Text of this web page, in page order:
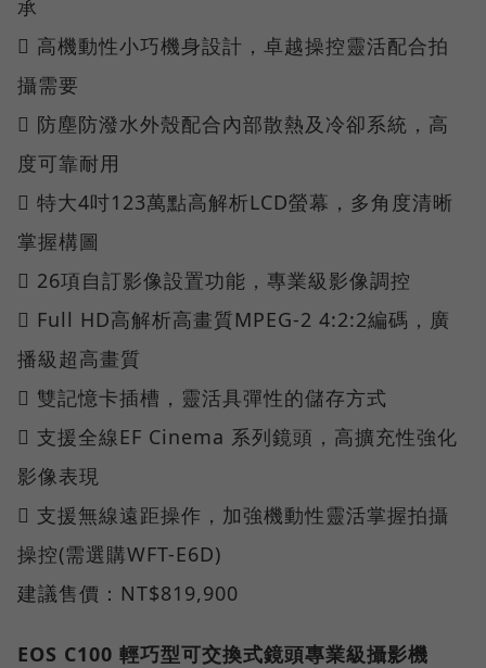
承
 高機動性小巧機身設計，卓越操控靈活配合拍
攝需要
 防塵防潑水外殼配合內部散熱及冷卻系統，高
度可靠耐用
 特大4吋123萬點高解析LCD螢幕，多角度清晰
掌握構圖
 26項自訂影像設置功能，專業級影像調控
 Full HD高解析高畫質MPEG-2 4:2:2編碼，廣
播級超高畫質
 雙記憶卡插槽，靈活具彈性的儲存方式
 支援全線EF Cinema 系列鏡頭，高擴充性強化
影像表現
 支援無線遠距操作，加強機動性靈活掌握拍攝
操控(需選購WFT-E6D)
建議售價：NT$819,900
EOS C100 輕巧型可交換式鏡頭專業級攝影機